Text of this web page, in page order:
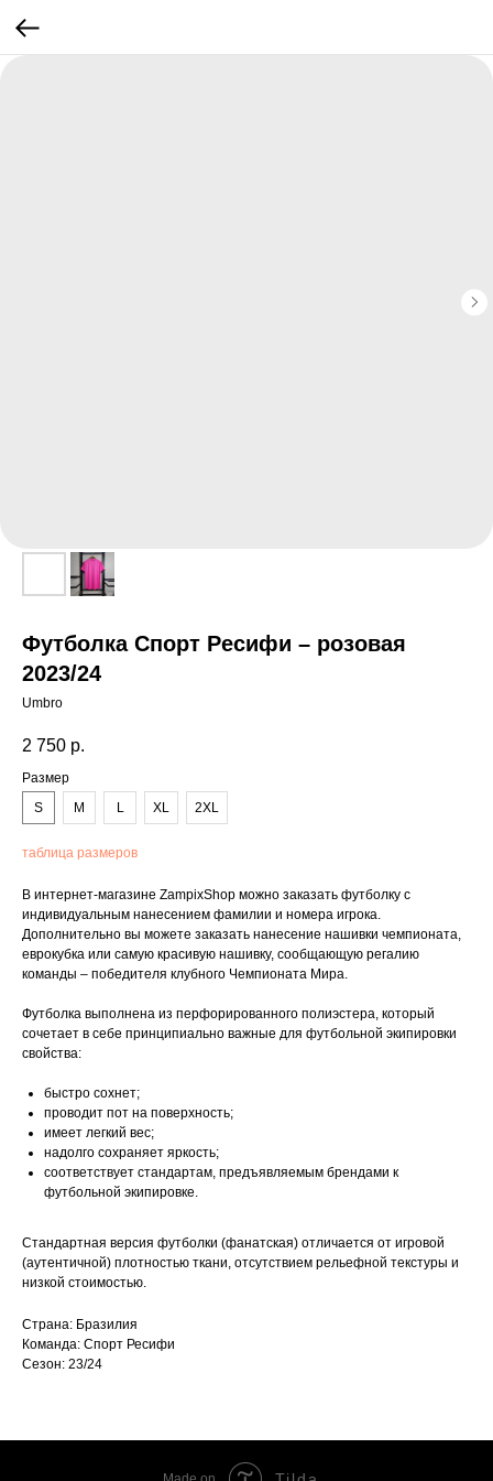
Футболка Спорт Ресифи – розовая
2023/24
Umbro
2 750 р.
Размер
S
M L XL 2XL
таблица размеров
В интернет-магазине ZampixShop можно заказать футболку с
индивидуальным нанесением фамилии и номера игрока.
Дополнительно вы можете заказать нанесение нашивки чемпионата,
еврокубка или самую красивую нашивку, сообщающую регалию
команды – победителя клубного Чемпионата Мира.
Футболка выполнена из перфорированного полиэстера, который
сочетает в себе принципиально важные для футбольной экипировки
свойства:
быстро сохнет;
проводит пот на поверхность;
имеет легкий вес;
надолго сохраняет яркость;
соответствует стандартам, предъявляемым брендами к
футбольной экипировке.
Стандартная версия футболки (фанатская) отличается от игровой
(аутентичной) плотностью ткани, отсутствием рельефной текстуры и
низкой стоимостью.
Страна: Бразилия
Команда: Спорт Ресифи
Сезон: 23/24